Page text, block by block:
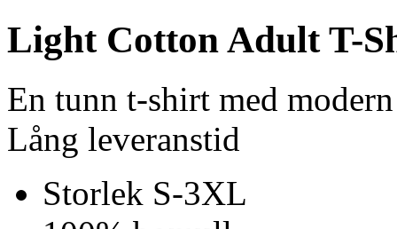
Light Cotton Adult T-
En tunn t-shirt med
Lång leveranstid
Storlek S-3XL